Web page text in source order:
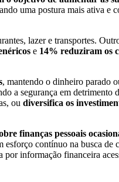
uma postura mais ativa e
lazer e transportes.
e 14% reduziram os
, mantendo o dinheiro parado
a segurança em detrimento
ou diversifica os
finanças pessoais
esforço contínuo na busca de
por informação financeira